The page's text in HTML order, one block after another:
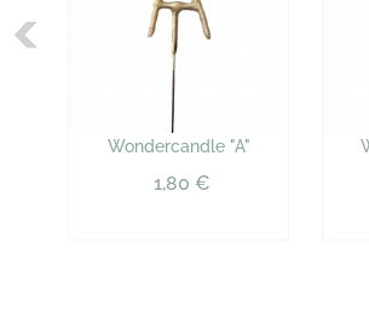
Wondercandle "A"
1,80 €